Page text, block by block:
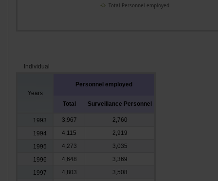
Total Personnel employed
Individual
Years
Personnel employed
Total Surveillance Personnel
1993 3,967
2,760
1994
4,115
2,919
1995
4,273
3,035
1996
4,648
3,369
1997
4,803
3,508